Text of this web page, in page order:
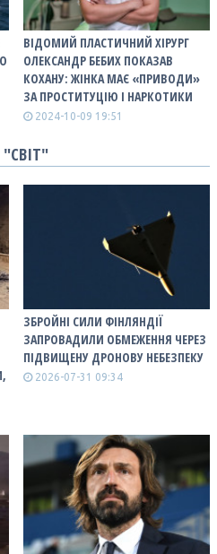
ВІДОМИЙ ПЛАСТИЧНИЙ ХІРУРГ
ОЛЕКСАНДР БЕБИХ ПОКАЗАВ
КОХАНУ: ЖІНКА МАЄ «ПРИВОДИ»
ЗА ПРОСТИТУЦІЮ І НАРКОТИКИ
2024-10-09 19:51
ЗБРОЙНІ СИЛИ ФІНЛЯНДІЇ
ЗАПРОВАДИЛИ ОБМЕЖЕННЯ ЧЕРЕЗ
ПІДВИЩЕНУ ДРОНОВУ НЕБЕЗПЕКУ
2026-07-31 09:34